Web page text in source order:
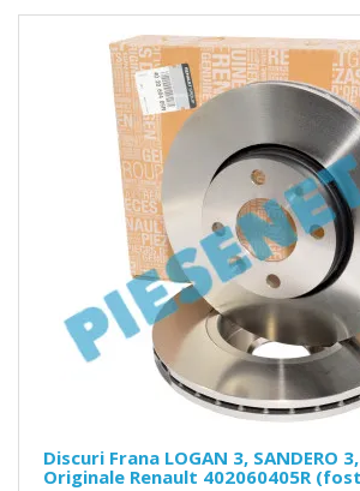
Discuri Frana LOGAN 3, SANDERO 3,
Originale Renault 402060405R